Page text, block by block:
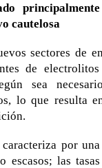
principalmente
cautelosa
sectores de
de electrolitos
sea
lo que resulta
por
escasos; las